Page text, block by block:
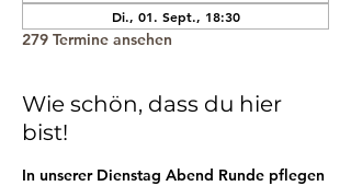
Di., 01. Sept., 18:30
279 Termine ansehen
Wie schön, dass du hier
bist!
In unserer Dienstag Abend Runde pflegen